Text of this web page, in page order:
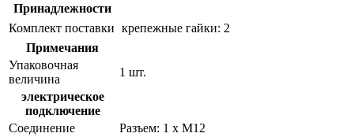
Принадлежности
Комплект поставки крепежные гайки: 2
Примечания
Упаковочная
величина
1 шт.
электрическое
подключение
Соединение
Разъем: 1 x M12